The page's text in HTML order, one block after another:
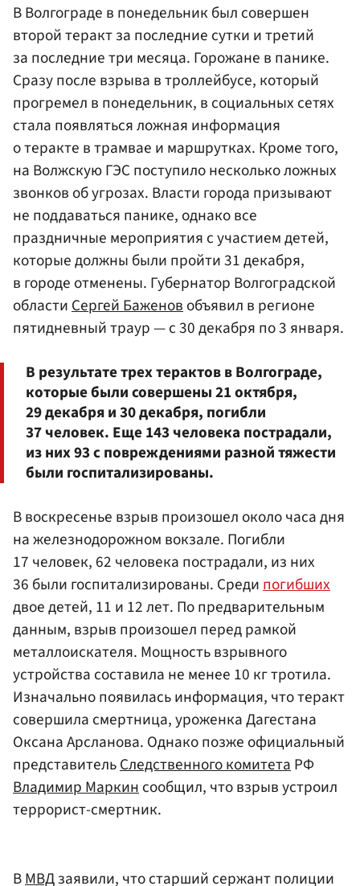
В Волгограде в понедельник был совершен
второй теракт за последние сутки и третий
за последние три месяца. Горожане в панике.
Сразу после взрыва в троллейбусе, который
прогремел в понедельник, в социальных сетях
стала появляться ложная информация
о теракте в трамвае и маршрутках. Кроме того,
на Волжскую ГЭС поступило несколько ложных
звонков об угрозах. Власти города призывают
не поддаваться панике, однако все
праздничные мероприятия с участием детей,
которые должны были пройти 31 декабря,
в городе отменены. Губернатор Волгоградской
областиСергей Баженовобъявил в регионе
пятидневный траур — с 30 декабря по 3 января.
В результате трех терактов в Волгограде,
которые были совершены 21 октября,
29 декабря и 30 декабря, погибли
37 человек. Еще 143 человека пострадали,
из них 93 с повреждениями разной тяжести
были госпитализированы.
В воскресенье взрыв произошел около часа дня
на железнодорожном вокзале. Погибли
17 человек, 62 человека пострадали, из них
36 были госпитализированы. Средипогибших
двое детей, 11 и 12 лет. По предварительным
данным, взрыв произошел перед рамкой
металлоискателя. Мощность взрывного
устройства составила не менее 10 кг тротила.
Изначально появилась информация, что теракт
совершила смертница, уроженка Дагестана
Оксана Арсланова. Однако позже официальный
представительСледственного комитетаРФ
Владимир Маркинсообщил, что взрыв устроил
террорист-смертник.
ВМВДзаявили, что старший сержант полиции